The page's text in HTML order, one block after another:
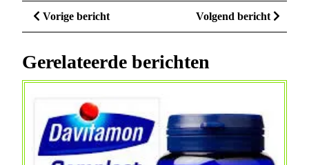
Berichtnavigatie
Vorige berichtVorige
bericht
Volgend bericht
bericht
Gerelateerde berichten